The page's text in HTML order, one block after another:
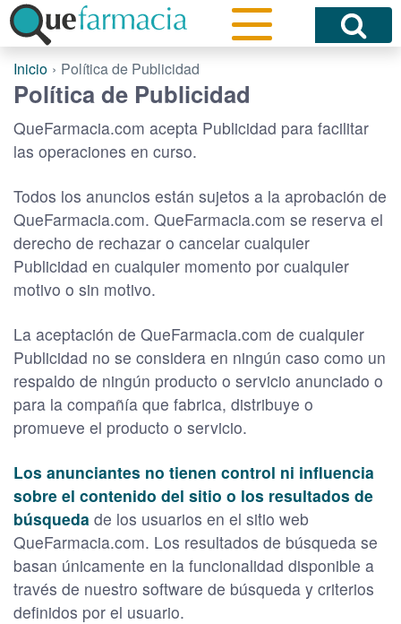
Inicio Política de Publicidad
Política de Publicidad
QueFarmacia.com acepta Publicidad para facilitar
las operaciones en curso.
Todos los anuncios están sujetos a la aprobación de
QueFarmacia.com. QueFarmacia.com se reserva el
derecho de rechazar o cancelar cualquier
Publicidad en cualquier momento por cualquier
motivo o sin motivo.
La aceptación de QueFarmacia.com de cualquier
Publicidad no se considera en ningún caso como un
respaldo de ningún producto o servicio anunciado o
para la compañía que fabrica, distribuye o
promueve el producto o servicio.
Los anunciantes no tienen control ni influencia
sobre el contenido del sitio o los resultados de
búsqueda de los usuarios en el sitio web
QueFarmacia.com. Los resultados de búsqueda se
basan únicamente en la funcionalidad disponible a
través de nuestro software de búsqueda y criterios
definidos por el usuario.